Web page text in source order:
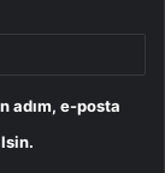
adım, e-posta